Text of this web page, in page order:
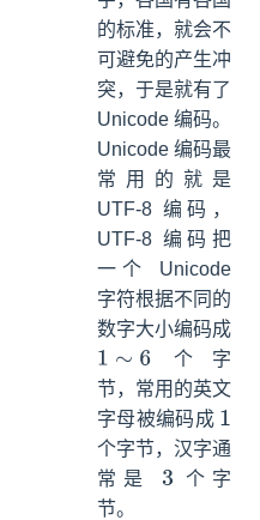
的标准，就会不
可避免的产生冲
突，于是就有了
Unicode 编码。
Unicode 编码最
常用的就是
UTF-8 编码，
UTF-8 编码把
一个 Unicode
字符根据不同的
数字大小编码成
1 ∼6
个字
节，常用的英文
字母被编码成 1
个字节，汉字通
常是 3 个字
节。